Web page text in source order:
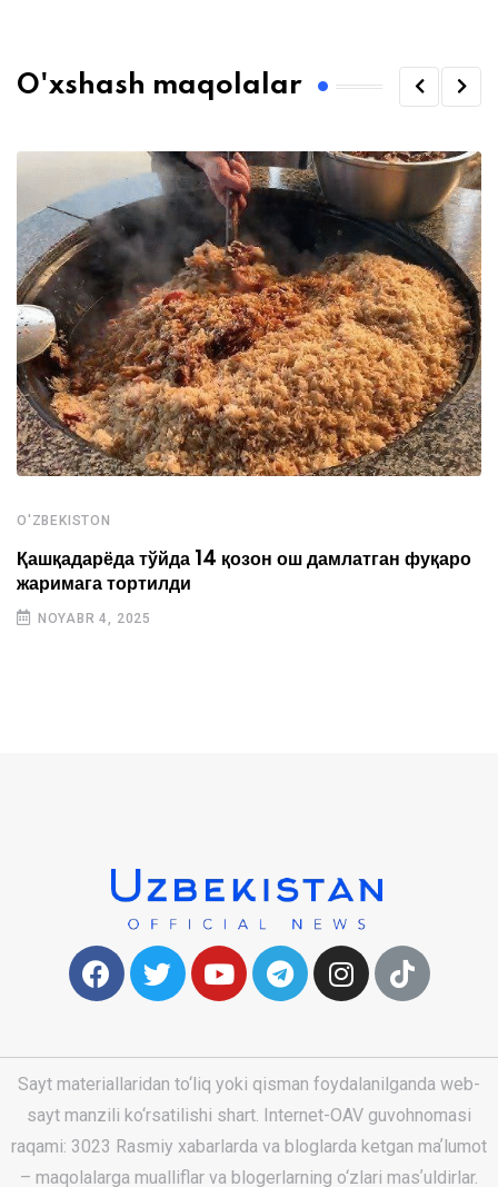
O'xshash maqolalar
O'ZBEKISTON
Қашқадарёда тўйда 14 қозон ош дамлатган фуқаро
жаримага тортилди
NOYABR 4, 2025
Sayt materiallaridan to‘liq yoki qisman foydalanilganda web-
sayt manzili ko‘rsatilishi shart. Internet-OAV guvohnomasi
raqami: 3023 Rasmiy xabarlarda va bloglarda ketgan maʼlumot
– maqolalarga mualliflar va blogerlarning o‘zlari masʼuldirlar.